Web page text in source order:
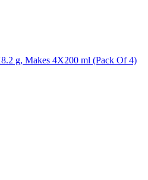
g, Makes 4X200 ml (Pack Of 4)